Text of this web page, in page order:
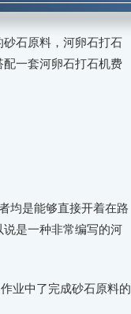
砂石原料，河卵石打石
一套河卵石打石机费
均是能够直接开着在路
是一种非常编写的河
业中了完成砂石原料的